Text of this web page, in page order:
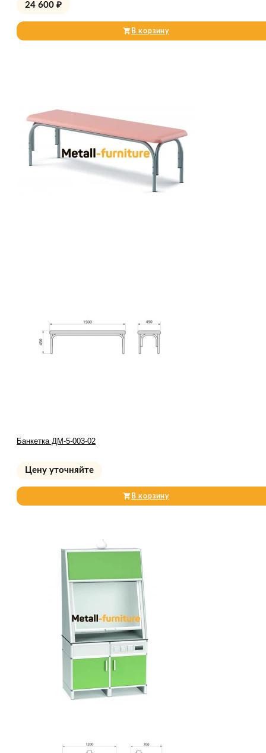
24 600 ₽
В корзину
Банкетка ДМ-5-003-02
Цену уточняйте
В корзину